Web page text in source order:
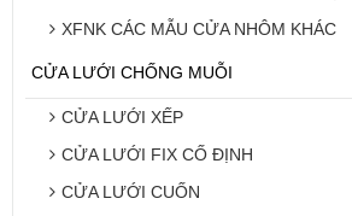
XFNK CÁC MẪU CỬA NHÔM KHÁC
CỬA LƯỚI CHỐNG MUỖI
CỬA LƯỚI XẾP
CỬA LƯỚI FIX CỐ ĐỊNH
CỬA LƯỚI CUỐN